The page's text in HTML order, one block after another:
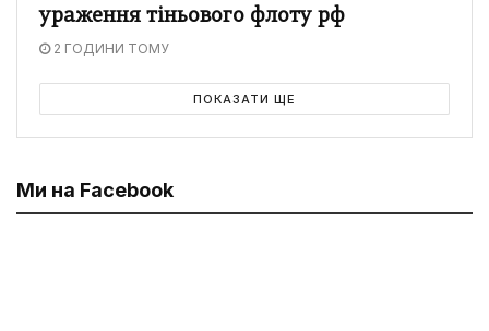
ураження тіньового флоту рф
2 ГОДИНИ ТОМУ
ПОКАЗАТИ ЩЕ
Ми на Facebook